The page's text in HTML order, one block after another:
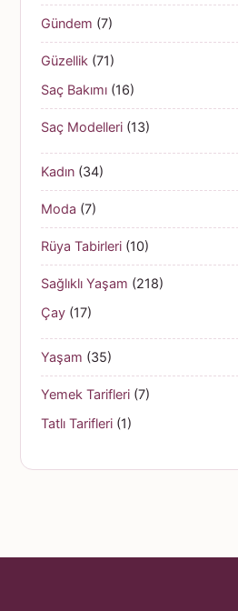
Gündem (7)
Güzellik (71)
Saç Bakımı (16)
Saç Modelleri (13)
Kadın (34)
Moda (7)
Rüya Tabirleri (10)
Sağlıklı Yaşam (218)
Çay (17)
Yaşam (35)
Yemek Tarifleri (7)
Tatlı Tarifleri (1)